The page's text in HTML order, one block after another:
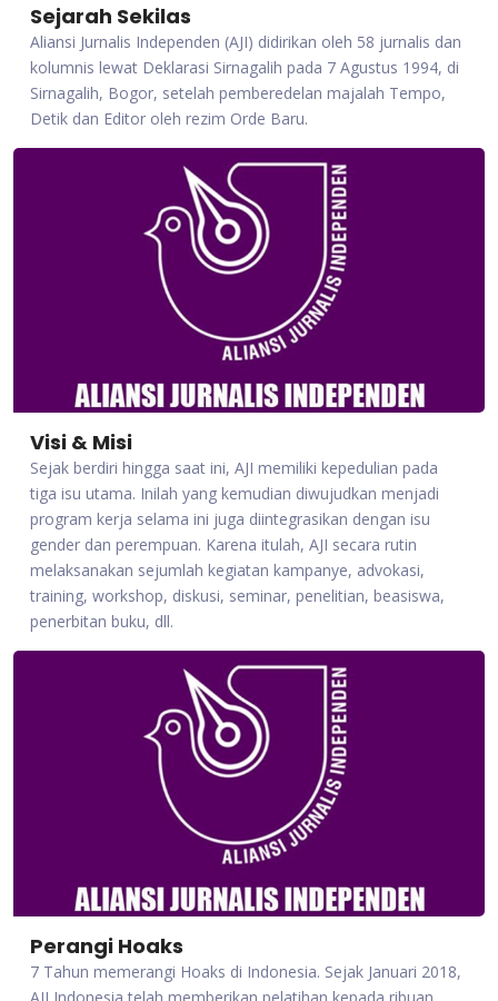
Sejarah Sekilas
Aliansi Jurnalis Independen (AJI) didirikan oleh 58 jurnalis dan
kolumnis lewat Deklarasi Sirnagalih pada 7 Agustus 1994, di
Sirnagalih, Bogor, setelah pemberedelan majalah Tempo,
Detik dan Editor oleh rezim Orde Baru.
Visi & Misi
Sejak berdiri hingga saat ini, AJI memiliki kepedulian pada
tiga isu utama. Inilah yang kemudian diwujudkan menjadi
program kerja selama ini juga diintegrasikan dengan isu
gender dan perempuan. Karena itulah, AJI secara rutin
melaksanakan sejumlah kegiatan kampanye, advokasi,
training, workshop, diskusi, seminar, penelitian, beasiswa,
penerbitan buku, dll.
Perangi Hoaks
7 Tahun memerangi Hoaks di Indonesia. Sejak Januari 2018,
AJI Indonesia telah memberikan pelatihan kepada ribuan